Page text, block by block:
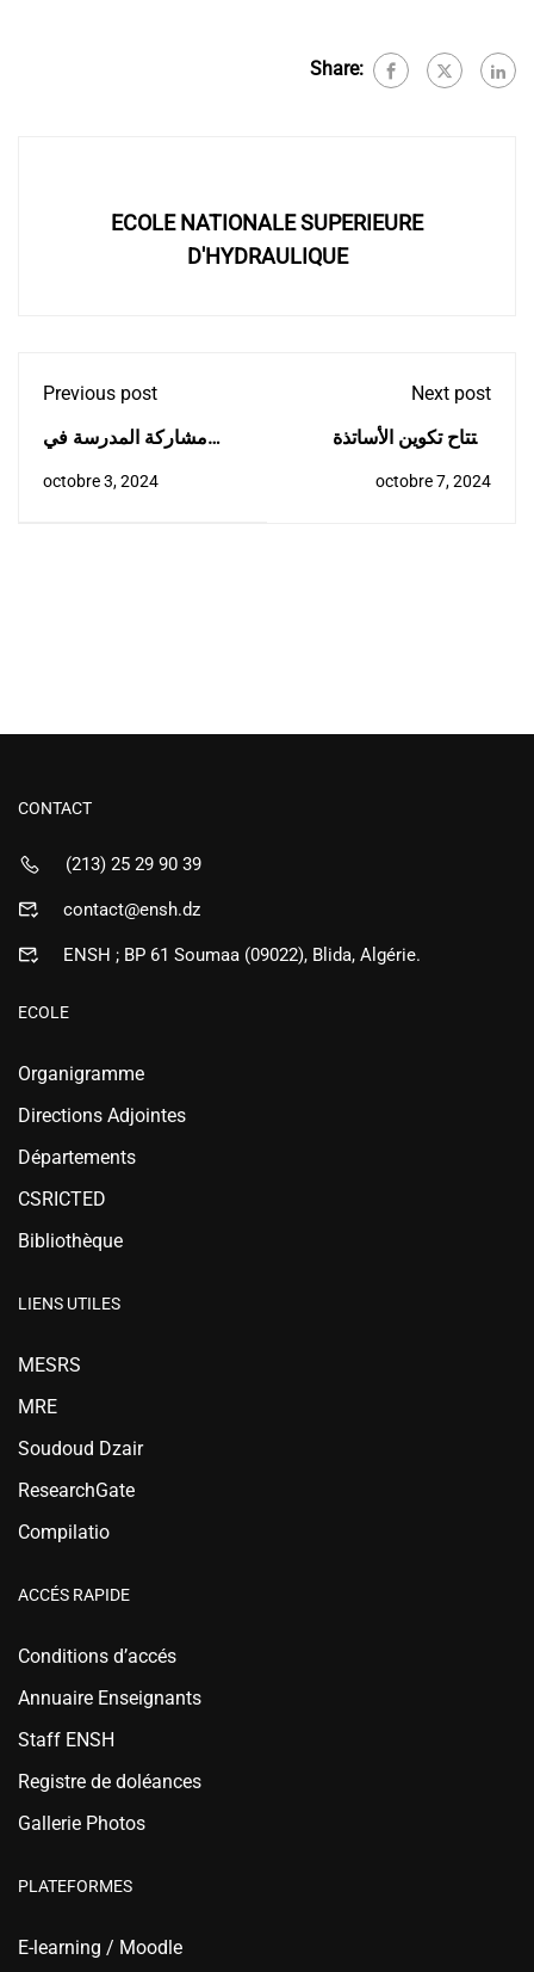
Share:
ECOLE NATIONALE SUPERIEURE
D'HYDRAULIQUE
Previous post
مشاركة المدرسة في
octobre 3, 2024
Next post
إفتتاح تكوين الأساتذة
الجامعية 2024-2025
octobre 7, 2024
CONTACT
(213) 25 29 90 39
contact@ensh.dz
ENSH ; BP 61 Soumaa (09022), Blida, Algérie.
ECOLE
Organigramme
Directions Adjointes
Départements
CSRICTED
Bibliothèque
LIENS UTILES
MESRS
MRE
Soudoud Dzair
ResearchGate
Compilatio
ACCÉS RAPIDE
Conditions d’accés
Annuaire Enseignants
Staff ENSH
Registre de doléances
Gallerie Photos
PLATEFORMES
E-learning / Moodle